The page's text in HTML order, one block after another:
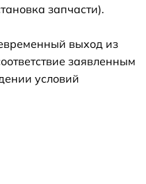
запчасти).
выход из
заявленным
условий